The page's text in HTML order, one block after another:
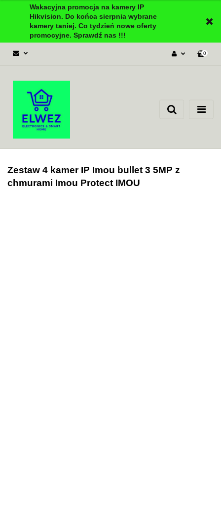
Wakacyjna promocja na kamery IP
Hikvision. Do końca sierpnia wybrane
kamery taniej. Co tydzień nowe oferty
promocyjne. Sprawdź nas !!!
Zgody cookies
0
Zestaw 4 kamer IP Imou bullet 3 5MP z
chmurami Imou Protect IMOU